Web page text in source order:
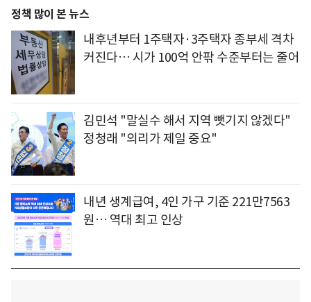
정책 많이 본 뉴스
내후년부터 1주택자·3주택자 종부세 격차
커진다… 시가 100억 안팎 수준부터는 줄어
김민석 "말실수 해서 지역 뺏기지 않겠다"
정청래 "의리가 제일 중요"
내년 생계급여, 4인 가구 기준 221만7563
원… 역대 최고 인상